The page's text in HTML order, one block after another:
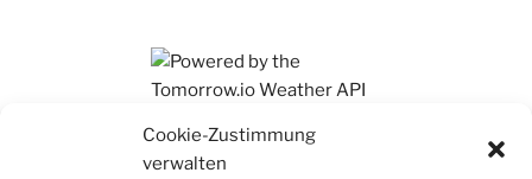
Cookie-Zustimmung
verwalten